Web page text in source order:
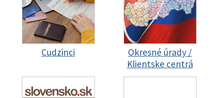
Cudzinci
Okresné úrady /
Klientske centrá